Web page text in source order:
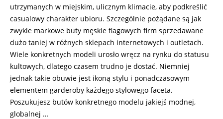
utrzymanych w miejskim, ulicznym klimacie, aby podkreślić
casualowy charakter ubioru. Szczególnie pożądane są jak
zwykle markowe buty męskie flagowych firm sprzedawane
dużo taniej w różnych sklepach internetowych i outletach.
Wiele konkretnych modeli urosło wręcz na rynku do statusu
kultowych, dlatego czasem trudno je dostać. Niemniej
jednak takie obuwie jest ikoną stylu i ponadczasowym
elementem garderoby każdego stylowego faceta.
Poszukujesz butów konkretnego modelu jakiejś modnej,
globalnej …